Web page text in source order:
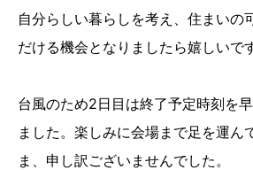
自分らしい暮らしを考え、住まいの
だける機会となりましたら嬉しいです
台風のため2日目は終了予定時刻を
ました。楽しみに会場まで足を運ん
ま、申し訳ございませんでした。